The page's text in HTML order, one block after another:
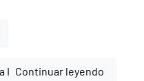
Continuar leyendo